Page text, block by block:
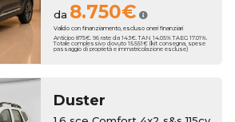
da 8.750€
Valido con finanziamento, escluso oneri finanziari
Anticipo 875€. 96 rate da 143€. TAN 14.05% TAEG 17.01%.
Totale complessivo dovuto 15.551€ (kit consegna, spese
passaggio di proprietà e immatricolazione escluse)
Duster